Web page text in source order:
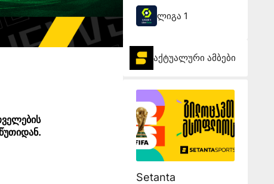
ლიგა 1
აქტუალური ამბები
Setanta